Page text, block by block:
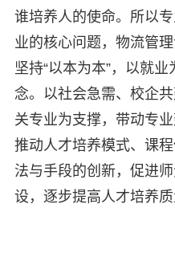
谁培养人的使命。所以
业的核心问题，物流管
坚持“以本为本”，以就
念。以社会急需、校企
关专业为支撑，带动专
推动人才培养模式、课
法与手段的创新，促进
设，逐步提高人才培养质